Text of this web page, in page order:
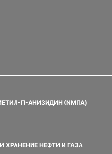
П-АНИЗИДИН (NMПA)
ХРАНЕНИЕ НЕФТИ И ГАЗА